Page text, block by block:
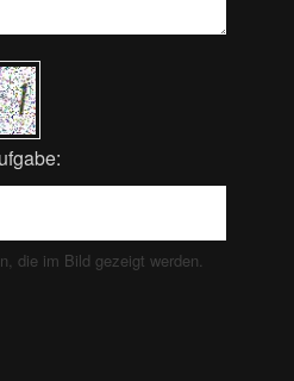
die im Bild gezeigt werden.